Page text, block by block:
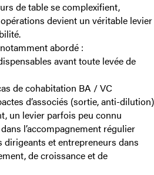
de table se complexifient,
devient un véritable levier
abordé :
avant toute levée de
de cohabitation BA / VC
d’associés (sortie, anti-dilution)
un levier parfois peu connu
l’accompagnement régulier
dirigeants et entrepreneurs dans
de croissance et de